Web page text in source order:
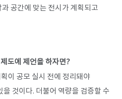
공간에 맞는 전시가 계획되고
도에 제언을 하자면?​​
이 공모 실시 전에 정리돼야
것이다. 더불어 역량을 검증할 수